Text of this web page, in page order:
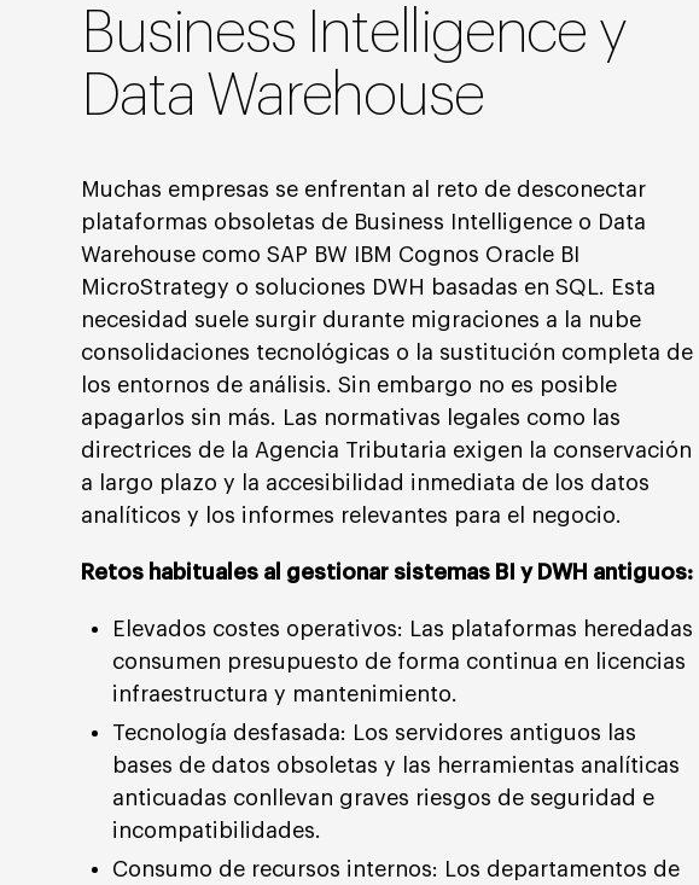
Business Intelligence y
Data Warehouse
Muchas empresas se enfrentan al reto de desconectar
plataformas obsoletas de Business Intelligence o Data
Warehouse como SAP BW IBM Cognos Oracle BI
MicroStrategy o soluciones DWH basadas en SQL. Esta
necesidad suele surgir durante migraciones a la nube
consolidaciones tecnológicas o la sustitución completa de
los entornos de análisis. Sin embargo no es posible
apagarlos sin más. Las normativas legales como las
directrices de la Agencia Tributaria exigen la conservación
a largo plazo y la accesibilidad inmediata de los datos
analíticos y los informes relevantes para el negocio.
Retos habituales al gestionar sistemas BI y DWH antiguos:
Elevados costes operativos: Las plataformas heredadas
consumen presupuesto de forma continua en licencias
infraestructura y mantenimiento.
Tecnología desfasada: Los servidores antiguos las
bases de datos obsoletas y las herramientas analíticas
anticuadas conllevan graves riesgos de seguridad e
incompatibilidades.
Consumo de recursos internos: Los departamentos de